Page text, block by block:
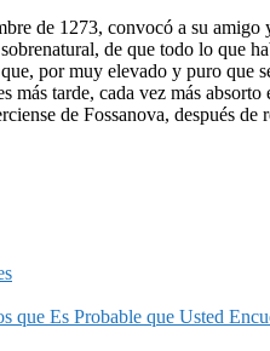
de 1273, convocó a su
de que todo lo que
por muy elevado y puro que
más tarde, cada vez más
de Fossanova, después
Es Probable que Usted